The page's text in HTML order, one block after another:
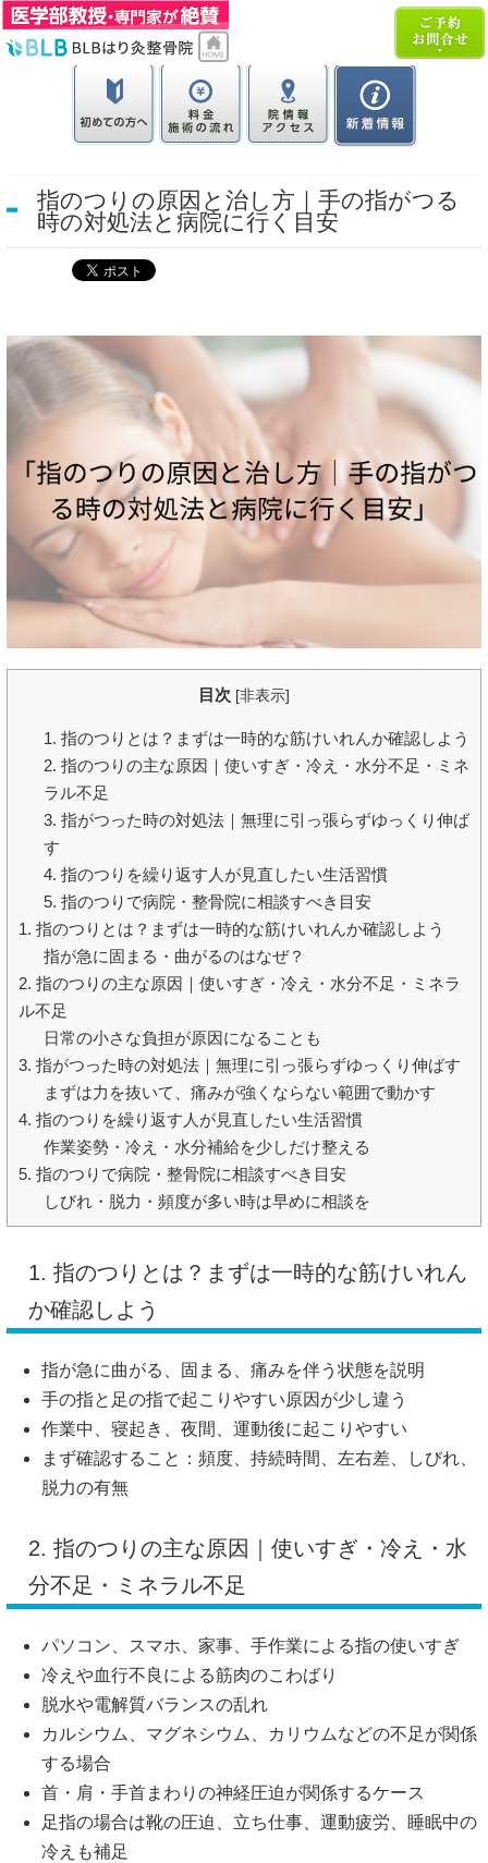
指のつりの原因と治し方｜手の指がつる
時の対処法と病院に行く目安
目次 [非表示]
1. 指のつりとは？まずは一時的な筋けいれんか確認しよう
2. 指のつりの主な原因｜使いすぎ・冷え・水分不足・ミネ
ラル不足
3. 指がつった時の対処法｜無理に引っ張らずゆっくり伸ば
す
4. 指のつりを繰り返す人が見直したい生活習慣
5. 指のつりで病院・整骨院に相談すべき目安
1. 指のつりとは？まずは一時的な筋けいれんか確認しよう
指が急に固まる・曲がるのはなぜ？
2. 指のつりの主な原因｜使いすぎ・冷え・水分不足・ミネラ
ル不足
日常の小さな負担が原因になることも
3. 指がつった時の対処法｜無理に引っ張らずゆっくり伸ばす
まずは力を抜いて、痛みが強くならない範囲で動かす
4. 指のつりを繰り返す人が見直したい生活習慣
作業姿勢・冷え・水分補給を少しだけ整える
5. 指のつりで病院・整骨院に相談すべき目安
しびれ・脱力・頻度が多い時は早めに相談を
1. 指のつりとは？まずは一時的な筋けいれん
か確認しよう
指が急に曲がる、固まる、痛みを伴う状態を説明
手の指と足の指で起こりやすい原因が少し違う
作業中、寝起き、夜間、運動後に起こりやすい
まず確認すること：頻度、持続時間、左右差、しびれ、
脱力の有無
2. 指のつりの主な原因｜使いすぎ・冷え・水
分不足・ミネラル不足
パソコン、スマホ、家事、手作業による指の使いすぎ
冷えや血行不良による筋肉のこわばり
脱水や電解質バランスの乱れ
カルシウム、マグネシウム、カリウムなどの不足が関係
する場合
首・肩・手首まわりの神経圧迫が関係するケース
足指の場合は靴の圧迫、立ち仕事、運動疲労、睡眠中の
冷えも補足